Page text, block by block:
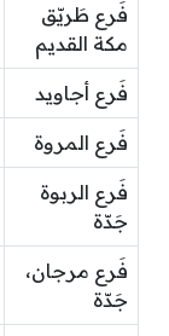
فَرع طَريّق
مكة القديم
فَرع أجاويد
فَرع المروة
فَرع الربوة
جَدّة
فَرع مرجان،
جَدّة